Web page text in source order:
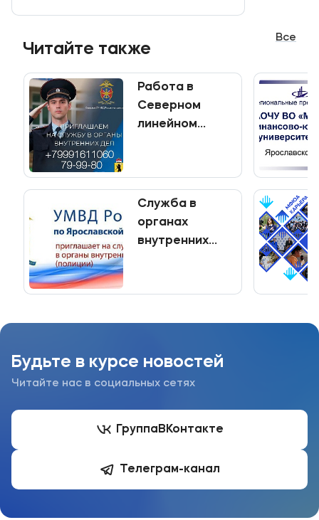
Читайте также
Все
Работа в
Северном
линейном
транспорте!
Cлужба в
органах
внутренних
Будьте в курсе новостей
Читайте нас в социальных сетях
Группа ВКонтакте
Телеграм-канал